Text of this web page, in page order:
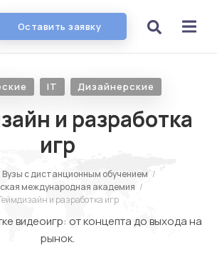
Оставить заявку
IT Дизайнерские
и разработка
игр
Вузы с дистанционным обучением /
международная академия /
и разработка игр
видеоигр: от концепта до выхода на
рынок.